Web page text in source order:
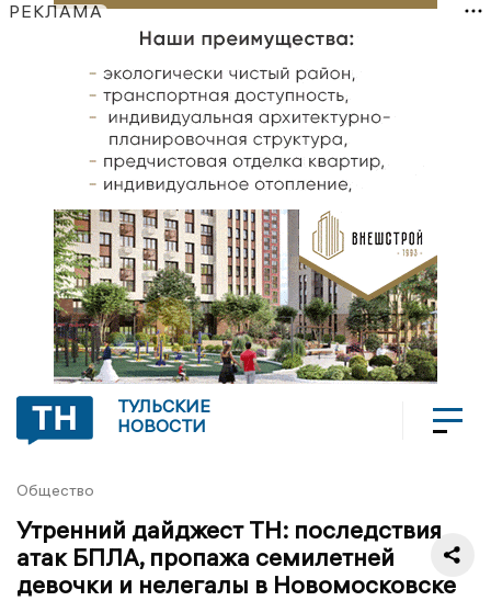
РЕКЛАМА
ТУЛЬСКИЕ
НОВОСТИ
Общество
Утренний дайджест ТН: последствия
атак БПЛА, пропажа семилетней
девочки и нелегалы в Новомосковске